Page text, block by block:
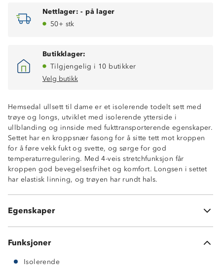
Nettlager: - på lager
50+ stk
Butikklager:
Tilgjengelig i 10 butikker
Velg butikk
Hemsedal ullsett til dame er et isolerende todelt sett med
trøye og longs, utviklet med isolerende ytterside i
ullblanding og innside med fukttransporterende egenskaper.
Settet har en kroppsnær fasong for å sitte tett mot kroppen
for å føre vekk fukt og svette, og sørge for god
temperaturregulering. Med 4-veis stretchfunksjon får
kroppen god bevegelsesfrihet og komfort. Longsen i settet
har elastisk linning, og trøyen har rundt hals.
Egenskaper
Isolerende
4-veisstretch
Ullblanding
Fukttransporterende
Kroppsnær passform
OekoTex® standard 100
Funksjoner
Isolerende